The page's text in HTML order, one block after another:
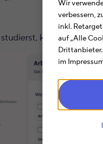
Wir
verbessern,
inkl.
auf „Alle
im
kannst Du die